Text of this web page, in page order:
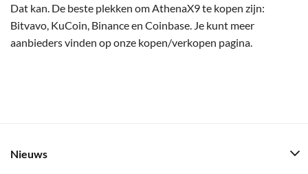
Dat kan. De beste plekken om AthenaX9 te kopen zijn:
Bitvavo, KuCoin, Binance en Coinbase. Je kunt meer
aanbieders vinden op onze kopen/verkopen pagina.
Nieuws